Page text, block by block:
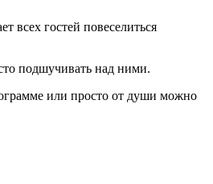
всех гостей повеселиться
подшучивать над ними.
или просто от души можно